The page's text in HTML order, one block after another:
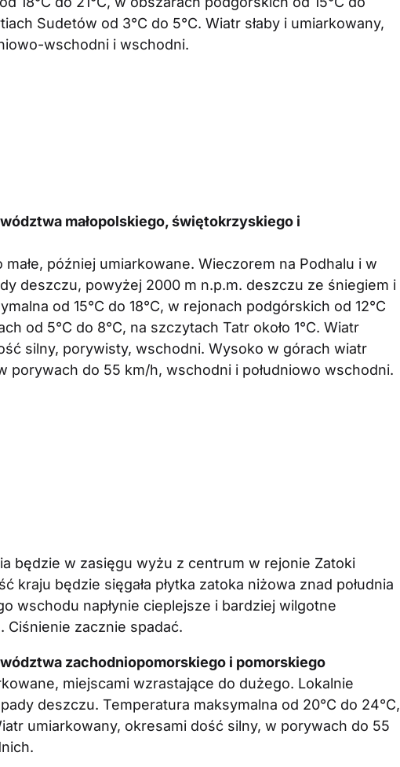
Sudetów od 3°C do 5°C. Wiatr słaby i umiarkowany,
wschodni i wschodni.
małopolskiego, świętokrzyskiego i
później umiarkowane. Wieczorem na Podhalu i w
deszczu, powyżej 2000 m n.p.m. deszczu ze śniegiem i
od 15°C do 18°C, w rejonach podgórskich od 12°C
od 5°C do 8°C, na szczytach Tatr około 1°C. Wiatr
silny, porywisty, wschodni. Wysoko w górach wiatr
porywach do 55 km/h, wschodni i południowo wschodni.
będzie w zasięgu wyżu z centrum w rejonie Zatoki
kraju będzie sięgała płytka zatoka niżowa znad południa
wschodu napłynie cieplejsze i bardziej wilgotne
zacznie spadać.
zachodniopomorskiego i pomorskiego
miejscami wzrastające do dużego. Lokalnie
deszczu. Temperatura maksymalna od 20°C do 24°C,
umiarkowany, okresami dość silny, w porywach do 55